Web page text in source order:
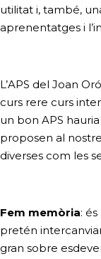
utilitat i, també,
aprenentatges i
L’APS del Joan
curs rere curs
un bon APS
proposen al
diverses com les
Fem memòria:
pretén
gran sobre